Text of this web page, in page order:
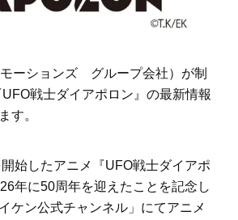
ーションズ グループ会社）が制
戦士ダイアポロン』の最新情報
す。
始したアニメ『UFO戦士ダイアポ
年に50周年を迎えたことを記念し
ケン公式チャンネル」にてアニメ